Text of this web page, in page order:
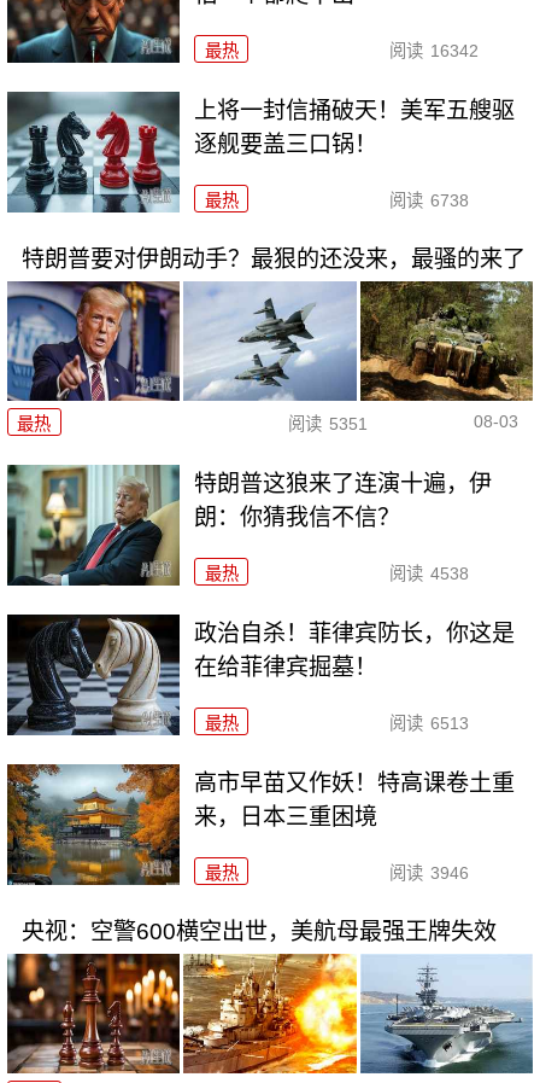
最热 阅读 16342
上将一封信捅破天！美军五艘驱
逐舰要盖三口锅！
最热 阅读 6738
特朗普要对伊朗动手？最狠的还没来，最骚的来了
最热 阅读 5351 08-03
特朗普这狼来了连演十遍，伊
朗：你猜我信不信？
最热 阅读 4538
政治自杀！菲律宾防长，你这是
在给菲律宾掘墓！
最热 阅读 6513
高市早苗又作妖！特高课卷土重
来，日本三重困境
最热 阅读 3946
央视：空警600横空出世，美航母最强王牌失效